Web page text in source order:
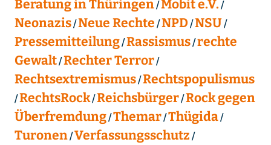
Beratung in Thüringen Mobit e.V.
Neonazis Neue Rechte NPD NSU
Pressemitteilung Rassismus rechte
Gewalt Rechter Terror
Rechtsextremismus Rechtspopulismus
RechtsRock Reichsbürger Rock gegen
Überfremdung Themar Thügida
Turonen Verfassungsschutz